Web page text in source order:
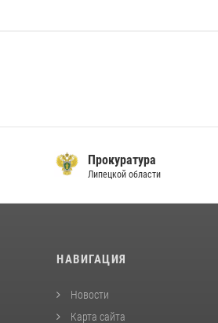
Прокуратура
Липецкой области
НАВИГАЦИЯ
Новости
Карта сайта